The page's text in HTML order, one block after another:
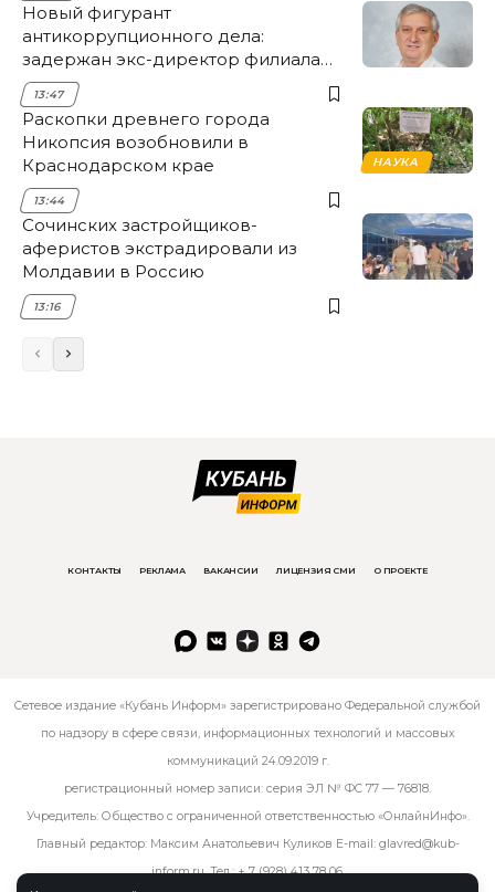
Новый фигурант
антикоррупционного дела:
задержан экс-директор филиала
НЭСК Крымска
13:47
НАУКА
Раскопки древнего города
Никопсия возобновили в
Краснодарском крае
13:44
Сочинских застройщиков-
аферистов экстрадировали из
Молдавии в Россию
13:16
КОНТАКТЫ РЕКЛАМА ВАКАНСИИ ЛИЦЕНЗИЯ СМИ О ПРОЕКТЕ
Сетевое издание «Кубань Информ» зарегистрировано Федеральной службой
по надзору в сфере связи, информационных технологий и массовых
коммуникаций 24.09.2019 г.
регистрационный номер записи: серия ЭЛ № ФС 77 — 76818.
Учредитель: Общество с ограниченной ответственностью «ОнлайнИнфо».
Главный редактор: Максим Анатольевич Куликов E-mail: glavred@kub-
inform.ru. Тел.:+ 7 (928) 413 78 06.